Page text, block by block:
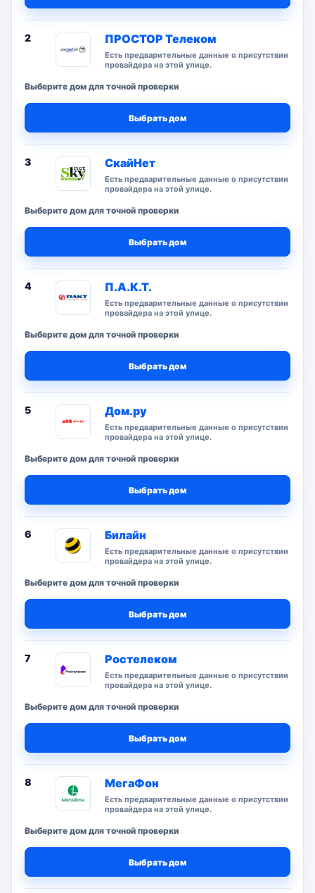
2 ПРОСТОР Телеком
Есть предварительные данные о присутствии
провайдера на этой улице.
Выберите дом для точной проверки
Выбрать дом
3 СкайНет
Есть предварительные данные о присутствии
провайдера на этой улице.
Выберите дом для точной проверки
Выбрать дом
4 П.А.К.Т.
Есть предварительные данные о присутствии
провайдера на этой улице.
Выберите дом для точной проверки
Выбрать дом
5 Дом.ру
Есть предварительные данные о присутствии
провайдера на этой улице.
Выберите дом для точной проверки
Выбрать дом
6 Билайн
Есть предварительные данные о присутствии
провайдера на этой улице.
Выберите дом для точной проверки
Выбрать дом
7 Ростелеком
Есть предварительные данные о присутствии
провайдера на этой улице.
Выберите дом для точной проверки
Выбрать дом
8 МегаФон
Есть предварительные данные о присутствии
провайдера на этой улице.
Выберите дом для точной проверки
Выбрать дом